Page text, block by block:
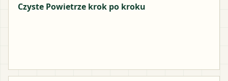
Czyste Powietrze krok po kroku